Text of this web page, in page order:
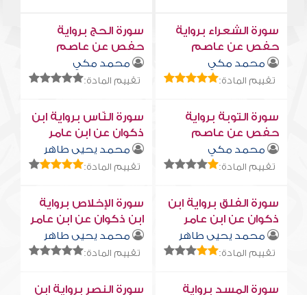
سورة الشعراء برواية
حفص عن عاصم
محمد مكي
تقييم المادة:
سورة الحج برواية
حفص عن عاصم
محمد مكي
تقييم المادة:
سورة التوبة برواية
حفص عن عاصم
محمد مكي
تقييم المادة:
سورة النّاس برواية ابن
ذكوان عن ابن عامر
محمد يحيى طاهر
تقييم المادة:
سورة الفلق برواية ابن
ذكوان عن ابن عامر
محمد يحيى طاهر
تقييم المادة:
سورة الإخلاص برواية
ابن ذكوان عن ابن عامر
محمد يحيى طاهر
تقييم المادة:
سورة المسد برواية
سورة النصر برواية ابن